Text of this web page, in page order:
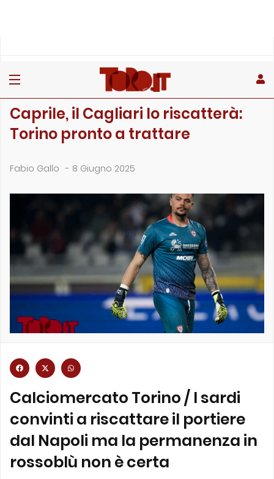
Caprile, il Cagliari lo riscatterà:
Torino pronto a trattare
Fabio Gallo - 8 Giugno 2025
Calciomercato Torino / I sardi
convinti a riscattare il portiere
dal Napoli ma la permanenza in
rossoblù non è certa